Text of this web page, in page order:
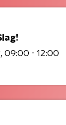
09:00 - 12:00